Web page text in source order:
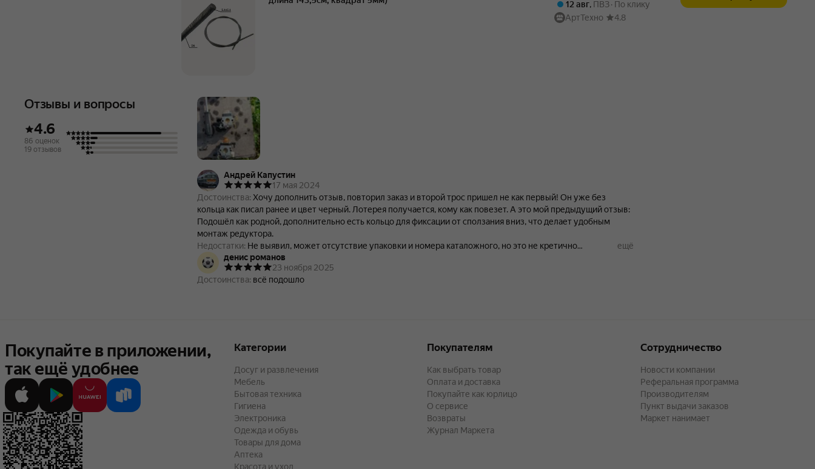
12 авг, ПВЗ По клику
АртТехно
4.8
Отзывы и вопросы
4.6
86 оценок
19 отзывов
Андрей Капустин
17 мая 2024
Достоинства: Хочу дополнить отзыв, повторил заказ и второй трос пришел не как первый! Он уже без
кольца как писал ранее и цвет черный. Лотерея получается, кому как повезет. А это мой предыдущий отзыв:
Подошёл как родной, дополнительно есть кольцо для фиксации от сползания вниз, что делает удобным
монтаж редуктора.
Недостатки: Не выявил, может отсутствие упаковки и номера каталожного, но это не кретично
Комментарий:Качество хорошее, закажу в запас, так как размер идеально подходит 1440мм, ранее брал в
магазине там был только 1445мм, и эти 5мм лишние, штанга до конца не садится, что делает доступным для
попадания влаги в подшипник ведущего вала.
ещё
денис романов
23 ноября 2025
Достоинства: всё подошло
Покупайте в приложении,
так ещё удобнее
Категории
Досуг и развлечения
Мебель
Бытовая техника
Гигиена
Электроника
Одежда и обувь
Товары для дома
Аптека
Красота и уход
Покупателям
Как выбрать товар
Оплата и доставка
Покупайте как юрлицо
О сервисе
Возвраты
Журнал Маркета
Сотрудничество
Новости компании
Реферальная программа
Производителям
Пункт выдачи заказов
Маркет нанимает